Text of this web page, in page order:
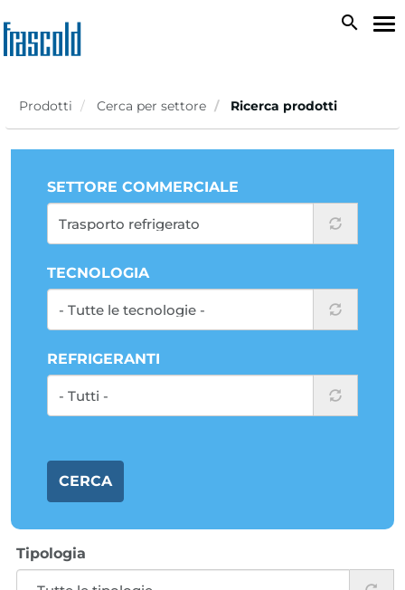
al
contenuto
search
Prodotti Cerca per settore Ricerca prodotti
SETTORE COMMERCIALE
TECNOLOGIA
REFRIGERANTI
CERCA
Tipologia